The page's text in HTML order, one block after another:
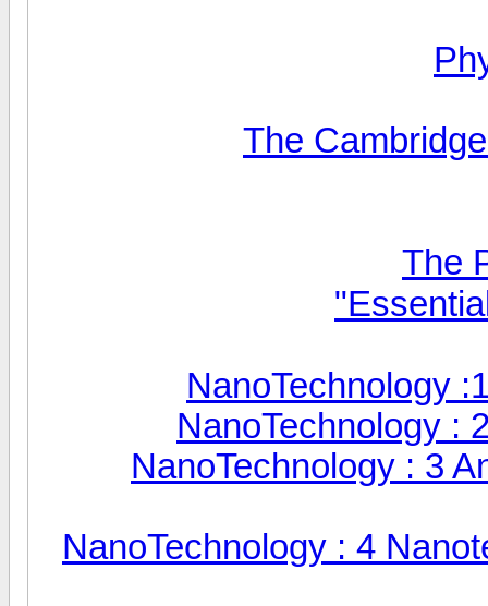
The
The
NanoTechnology
NanoTechnology :
NanoTechnology : 3
NanoTechnology : 4